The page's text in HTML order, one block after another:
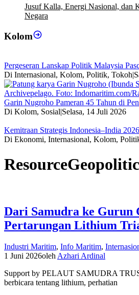
Jusuf Kalla, Energi Nasional, dan
Negara
Kolom
Pergeseran Lanskap Politik Malaysia
Di Internasional, Kolom, Politik, Tokoh|
Garin Nugroho Pameran 45 Tahun di
Di Kolom, Sosial|Selasa, 14 Juli 2026
Kemitraan Strategis Indonesia–India 2026
Di Ekonomi, Internasional, Kolom,
Dari Samudra ke Gurun
Pertarungan Lithium
Industri Maritim, Info Maritim,
1 Juni 2026olehAzhari Ardinal
Support by PELAUT SAMUDRA
berbicara tentang lithium, perhatian